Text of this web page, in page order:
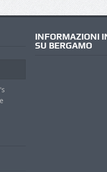
INFORMAZIONI
SU BERGAMO